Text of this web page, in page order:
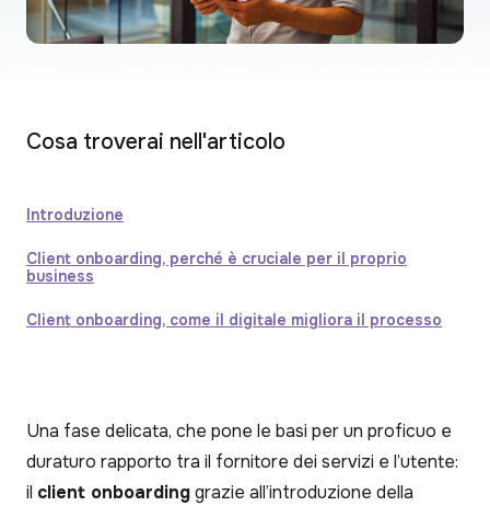
Cosa troverai nell'articolo
Introduzione
Client onboarding, perché è cruciale per il proprio
business
Client onboarding, come il digitale migliora il processo
Una fase delicata, che pone le basi per un proficuo e
duraturo rapporto tra il fornitore dei servizi e l’utente:
il client onboardinggrazie all’introduzione della